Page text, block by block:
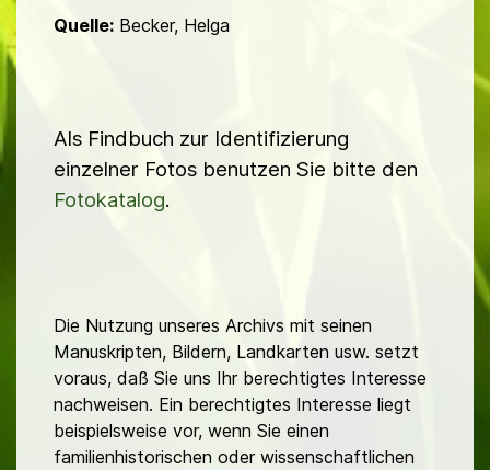
Quelle: Becker, Helga
Als Findbuch zur Identifizierung
einzelner Fotos benutzen Sie bitte den
Fotokatalog.
Die Nutzung unseres Archivs mit seinen
Manuskripten, Bildern, Landkarten usw. setzt
voraus, daß Sie uns Ihr berechtigtes Interesse
nachweisen. Ein berechtigtes Interesse liegt
beispielsweise vor, wenn Sie einen
familienhistorischen oder wissenschaftlichen